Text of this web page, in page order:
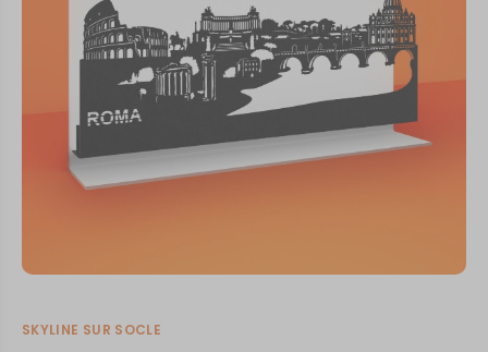
SKYLINE SUR SOCLE